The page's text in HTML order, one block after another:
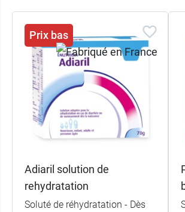
Prix bas
Adiaril solution de
rehydratation
Soluté de réhydratation - Dès